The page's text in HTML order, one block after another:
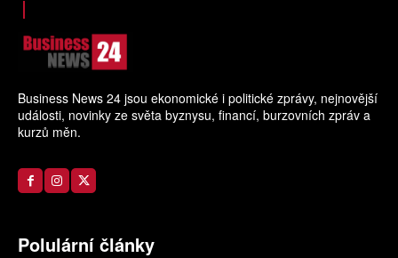
Business News 24 jsou ekonomické i politické zprávy, nejnovější
události, novinky ze světa byznysu, financí, burzovních zpráv a
kurzů měn.
Polulární články